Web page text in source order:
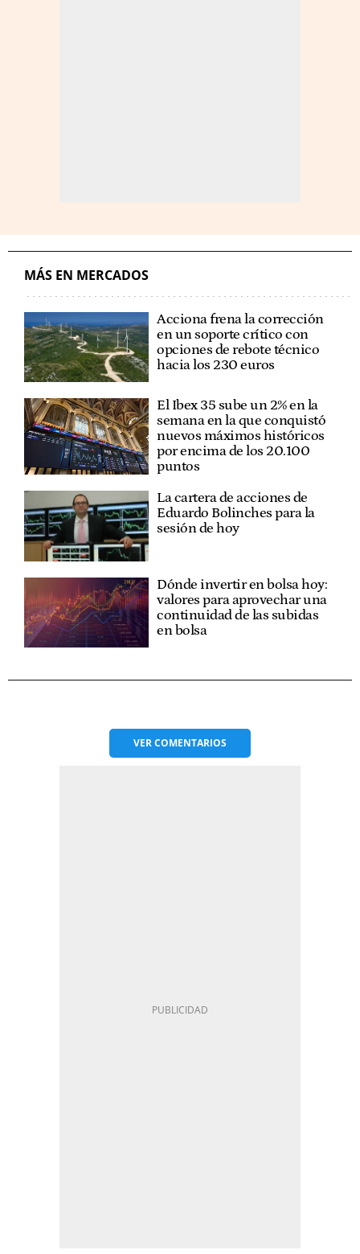
MÁS EN MERCADOS
Acciona frena la corrección
en un soporte crítico con
opciones de rebote técnico
hacia los 230 euros
El Ibex 35 sube un 2% en la
semana en la que conquistó
nuevos máximos históricos
por encima de los 20.100
puntos
La cartera de acciones de
Eduardo Bolinches para la
sesión de hoy
Dónde invertir en bolsa hoy:
valores para aprovechar una
continuidad de las subidas
en bolsa
VERCOMENTARIOS